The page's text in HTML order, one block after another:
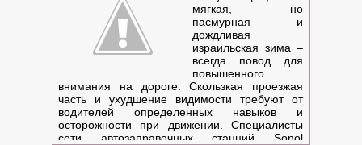
мягкая, но
пасмурная и
дождливая
израильская зима –
всегда повод для
повышенного
внимания на дороге. Скользкая проезжая
часть и ухудшение видимости требуют от
водителей определенных навыков и
осторожности при движении. Специалисты
сети автозаправочных станций Sonol